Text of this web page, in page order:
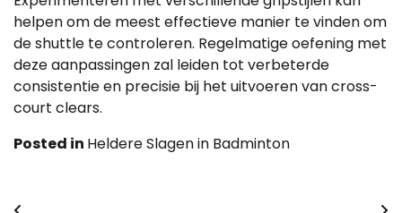
helpen om de meest effectieve manier te vinden om
de shuttle te controleren. Regelmatige oefening met
deze aanpassingen zal leiden tot verbeterde
consistentie en precisie bij het uitvoeren van cross-
court clears.
Posted in Heldere Slagen in Badminton